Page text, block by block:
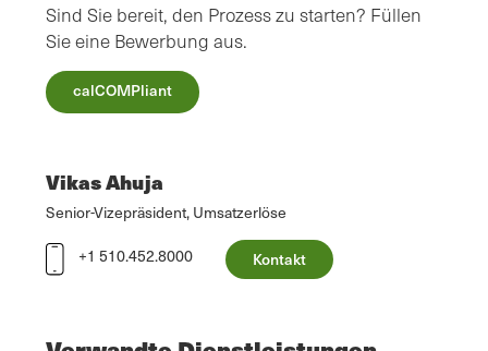
Sind Sie bereit, den Prozess zu starten? Füllen
Sie eine Bewerbung aus.
calCOMPliant
Vikas Ahuja
Senior-Vizepräsident, Umsatzerlöse
+1 510.452.8000
Kontakt